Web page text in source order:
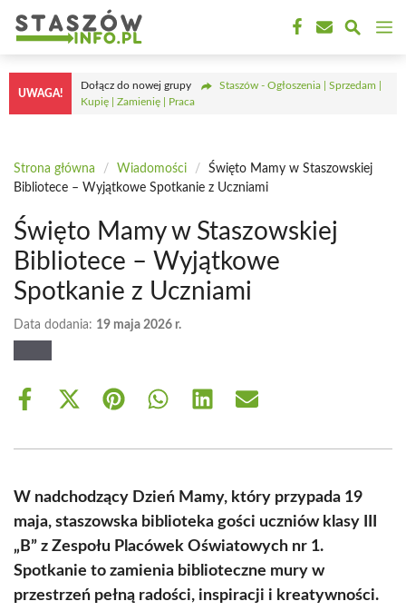
treści
UWAGA!
Dołącz do nowej grupy
Staszów - Ogłoszenia | Sprzedam |
Kupię | Zamienię | Praca
Strona główna / Wiadomości /
Święto Mamy w Staszowskiej
Bibliotece – Wyjątkowe Spotkanie z Uczniami
Święto Mamy w Staszowskiej
Bibliotece – Wyjątkowe
Spotkanie z Uczniami
Data dodania: 19 maja 2026 r.
Share
Share
(Twitter)
Share Share Share Share
W nadchodzący Dzień Mamy, który przypada 19
maja, staszowska biblioteka gości uczniów klasy III
„B” z Zespołu Placówek Oświatowych nr 1.
Spotkanie to zamienia biblioteczne mury w
przestrzeń pełną radości, inspiracji i kreatywności.